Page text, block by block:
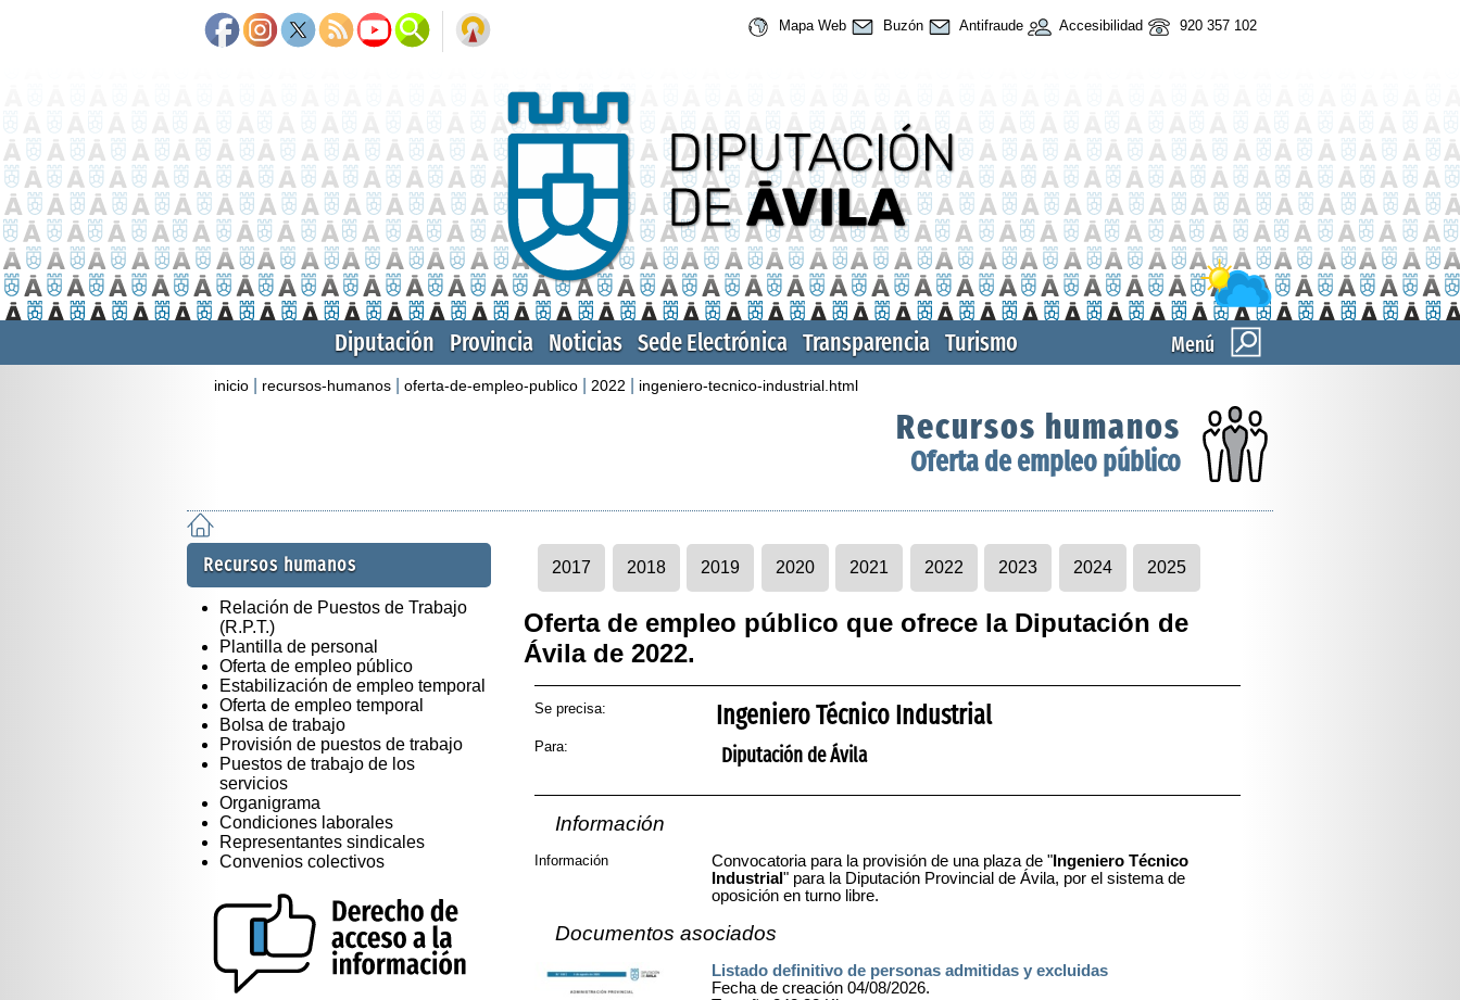
Mapa Web Buzón Antifraude Accesibilidad 920 357 102
Menú
Diputación Provincia Noticias Sede Electrónica Transparencia Turismo
inicio recursos-humanos oferta-de-empleo-publico 2022 ingeniero-tecnico-industrial.html
Recursos humanos
Oferta de empleo público
Recursos humanos
Relación de Puestos de Trabajo
(R.P.T.)
Plantilla de personal
Oferta de empleo público
Estabilización de empleo temporal
Oferta de empleo temporal
Bolsa de trabajo
Provisión de puestos de trabajo
Puestos de trabajo de los
servicios
Organigrama
Condiciones laborales
Representantes sindicales
Convenios colectivos
2017 2018 2019 2020 2021 2022 2023 2024 2025
Oferta de empleo público que ofrece la Diputación de
Ávila de 2022.
Se precisa: Ingeniero Técnico Industrial
Para: Diputación de Ávila
Información
Información Convocatoria para la provisión de una plaza de "Ingeniero Técnico
Industrial" para la Diputación Provincial de Ávila, por el sistema de
oposición en turno libre.
Documentos asociados
Listado definitivo de personas admitidas y excluidas
Fecha de creación 04/08/2026.